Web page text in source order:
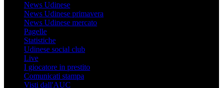
News Udinese
News Udinese primavera
News Udinese mercato
Pagelle
Statistiche
Udinese social club
Live
I giocatore in prestito
Comunicati stampa
Visti dall'AUC